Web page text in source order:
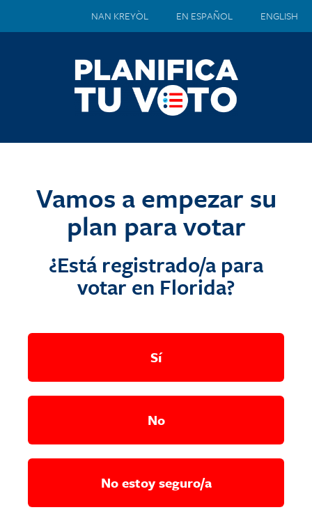
NAN KREYÒL EN ESPAÑOL ENGLISH
Vamos a empezar su
plan para votar
¿Está registrado/a para
votar en Florida?
Sí
No
No estoy seguro/a